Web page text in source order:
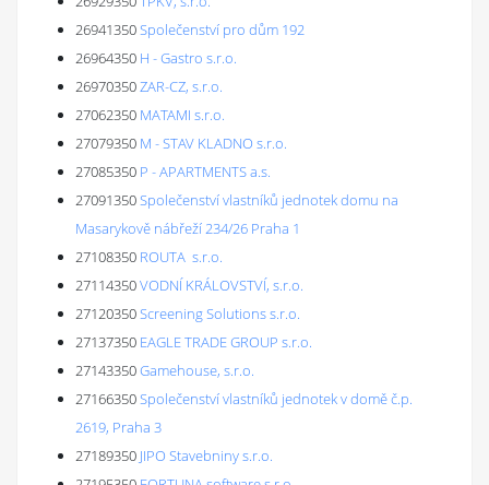
26941350Společenství pro dům 192
26964350 H - Gastro s.r.o.
26970350ZAR-CZ, s.r.o.
27062350 MATAMI s.r.o.
27079350 M - STAV KLADNO s.r.o.
27085350 P - APARTMENTS a.s.
27091350Společenství vlastníků jednotek domu na
Masarykově nábřeží 234/26 Praha 1
27108350 ROUTA s.r.o.
27114350VODNÍ KRÁLOVSTVÍ, s.r.o.
27120350Screening Solutions s.r.o.
27137350 EAGLE TRADE GROUP s.r.o.
27143350Gamehouse, s.r.o.
27166350Společenství vlastníků jednotek v domě č.p.
2619, Praha 3
27189350 JIPO Stavebniny s.r.o.